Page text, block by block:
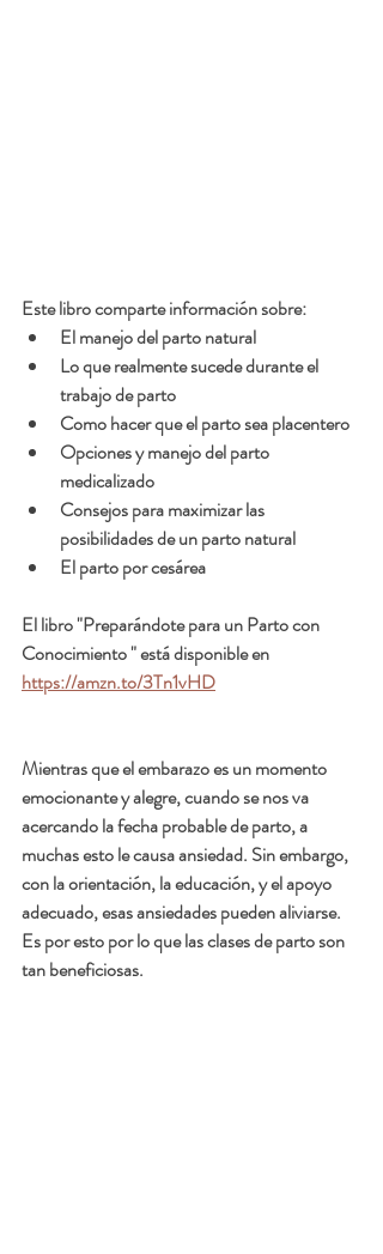
Este libro comparte información sobre:
El manejo del parto natural
Lo que realmente sucede durante el
trabajo de parto
Como hacer que el parto sea placentero
Opciones y manejo del parto
medicalizado
Consejos para maximizar las
posibilidades de un parto natural
El parto por cesárea
El libro "Preparándote para un Parto con
Conocimiento " está disponible en
https://amzn.to/3Tn1vHD
Mientras que el embarazo es un momento
emocionante y alegre, cuando se nos va
acercando la fecha probable de parto, a
muchas esto le causa ansiedad. Sin embargo,
con la orientación, la educación, y el apoyo
adecuado, esas ansiedades pueden aliviarse.
Es por esto por lo que las clases de parto son
tan beneficiosas.